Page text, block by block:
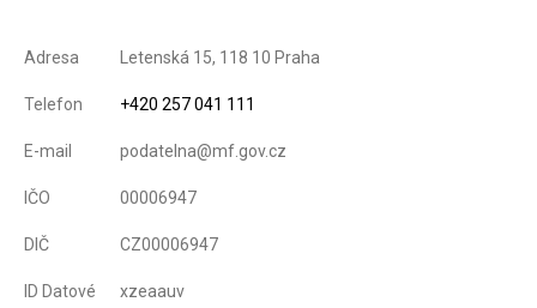
Adresa Letenská 15, 118 10 Praha
Telefon +420 257 041 111
E-mail podatelna@mf.gov.cz
IČO 00006947
DIČ CZ00006947
ID Datové
xzeaauv